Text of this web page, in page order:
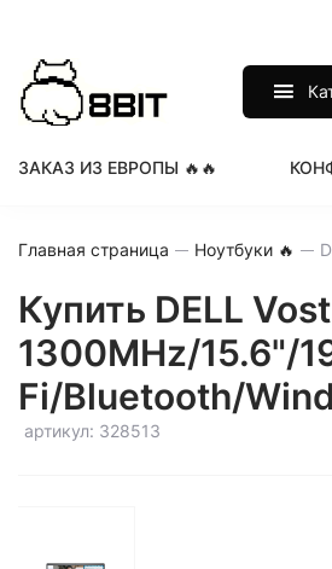
ЗАКАЗ ИЗ ЕВРОПЫ 🔥🔥
Главная страница Ноутбуки 🔥
Купить DELL
1300MHz/15.6"/
Fi/Bluetooth/
артикул: 328513